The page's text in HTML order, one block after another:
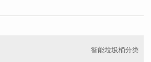
智能垃圾桶分类